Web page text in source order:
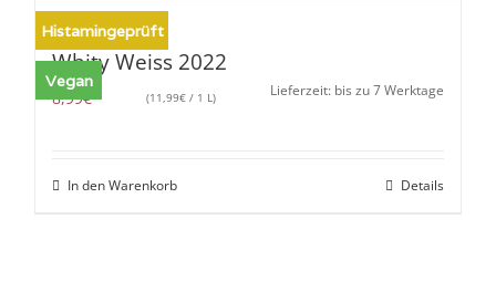
Histamingeprüft
Vegan
Whity Weiss 2022
8,99€ (11,99€ / 1 L) Lieferzeit: bis zu 7 Werktage
In den Warenkorb Details